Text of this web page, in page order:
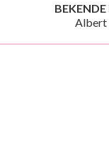
BEKENDE
Albert